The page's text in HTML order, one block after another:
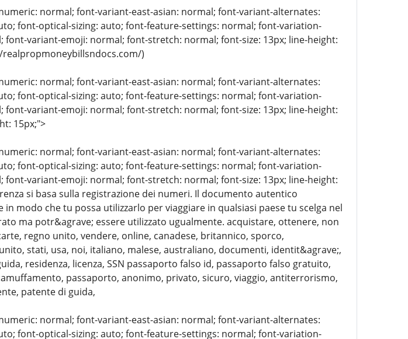
normal; font-variant-east-asian: normal; font-variant-alternates:
font-optical-sizing: auto; font-feature-settings: normal; font-variation-
variant-emoji: normal; font-stretch: normal; font-size: 13px; line-height:
)
normal; font-variant-east-asian: normal; font-variant-alternates:
font-optical-sizing: auto; font-feature-settings: normal; font-variation-
variant-emoji: normal; font-stretch: normal; font-size: 13px; line-height:
15px;">
normal; font-variant-east-asian: normal; font-variant-alternates:
font-optical-sizing: auto; font-feature-settings: normal; font-variation-
variant-emoji: normal; font-stretch: normal; font-size: 13px; line-height:
si basa sulla registrazione dei numeri. Il documento autentico
modo che tu possa utilizzarlo per viaggiare in qualsiasi paese tu scelga nel
ma potr&agrave; essere utilizzato ugualmente. acquistare, ottenere, non
regno unito, vendere, online, canadese, britannico, sporco,
stati, usa, noi, italiano, malese, australiano, documenti, identit&agrave;,
residenza, licenza, SSN passaporto falso id, passaporto falso gratuito,
passaporto, anonimo, privato, sicuro, viaggio, antiterrorismo,
patente di guida,
normal; font-variant-east-asian: normal; font-variant-alternates:
font-optical-sizing: auto; font-feature-settings: normal; font-variation-